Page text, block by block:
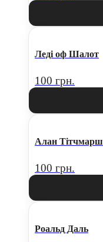
Леді оф Шалот
100 грн.
Алан Тітчмарш
100 грн.
Роальд Даль